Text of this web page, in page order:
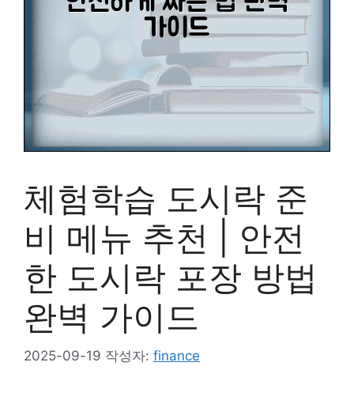
체험학습 도시락 준
비 메뉴 추천 | 안전
한 도시락 포장 방법
완벽 가이드
2025-09-19 작성자: finance